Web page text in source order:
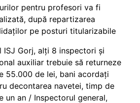
pentru profesori va fi
după repartizarea
pe posturi titularizabile
ISJ Gorj, alți 8 inspectori și
auxiliar trebuie să returneze
55.000 de lei, bani acordați
decontarea navetei, timp de
un an / Inspectorul general,